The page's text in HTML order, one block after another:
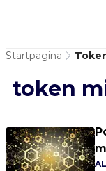
Startpagina
token